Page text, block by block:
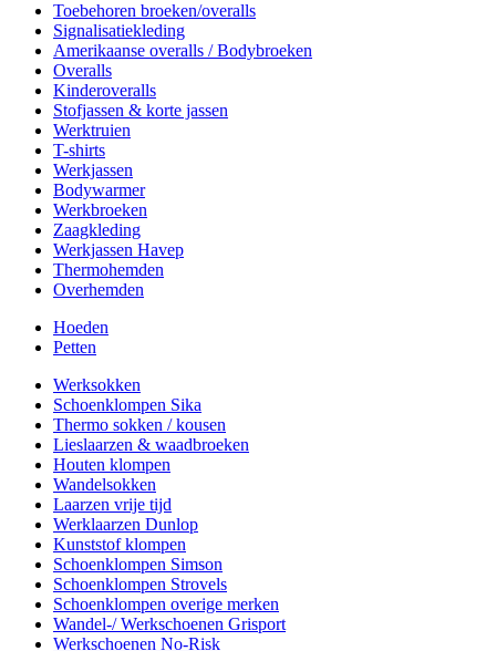
Toebehoren broeken/overalls
Signalisatiekleding
Amerikaanse overalls / Bodybroeken
Overalls
Kinderoveralls
Stofjassen & korte jassen
Werktruien
T-shirts
Werkjassen
Bodywarmer
Werkbroeken
Zaagkleding
Werkjassen Havep
Thermohemden
Overhemden
Hoeden
Petten
Werksokken
Schoenklompen Sika
Thermo sokken / kousen
Lieslaarzen & waadbroeken
Houten klompen
Wandelsokken
Laarzen vrije tijd
Werklaarzen Dunlop
Kunststof klompen
Schoenklompen Simson
Schoenklompen Strovels
Schoenklompen overige merken
Wandel-/ Werkschoenen Grisport
Werkschoenen No-Risk